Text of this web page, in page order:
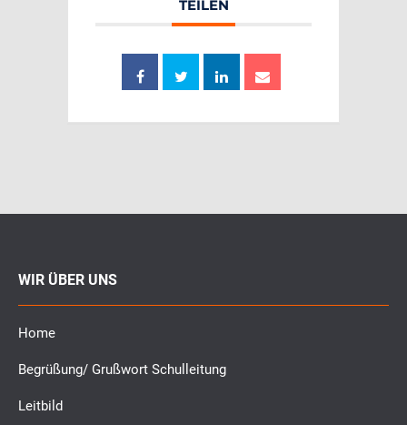
TEILEN
WIR ÜBER UNS
Home
Begrüßung/ Grußwort Schulleitung
Leitbild